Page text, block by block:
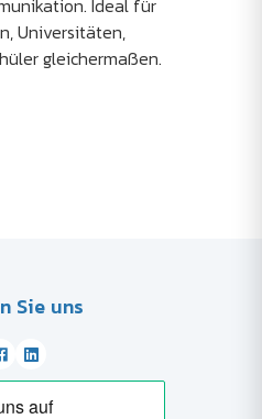
Ideal für
Universitäten,
gleichermaßen.
Sie uns